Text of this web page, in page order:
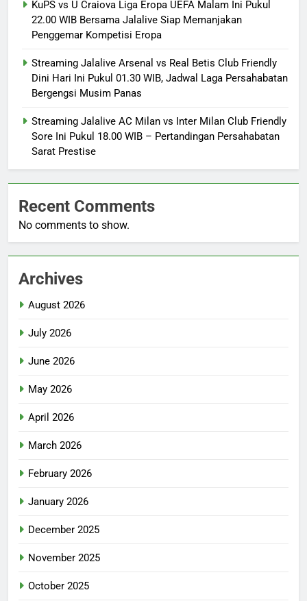
KuPS vs U Craiova Liga Eropa UEFA Malam Ini Pukul
22.00 WIB Bersama Jalalive Siap Memanjakan
Penggemar Kompetisi Eropa
Streaming Jalalive Arsenal vs Real Betis Club Friendly
Dini Hari Ini Pukul 01.30 WIB, Jadwal Laga Persahabatan
Bergengsi Musim Panas
Streaming Jalalive AC Milan vs Inter Milan Club Friendly
Sore Ini Pukul 18.00 WIB – Pertandingan Persahabatan
Sarat Prestise
Recent Comments
No comments to show.
Archives
August 2026
July 2026
June 2026
May 2026
April 2026
March 2026
February 2026
January 2026
December 2025
November 2025
October 2025